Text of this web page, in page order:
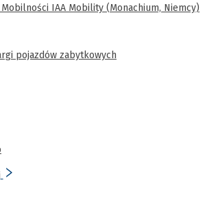
IAA Mobility (Monachium, Niemcy)
pojazdów zabytkowych